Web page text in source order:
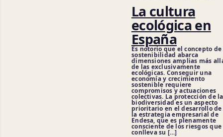
La cultura
ecológica en
España
Es notorio que el concepto de
sostenibilidad abarca
dimensiones amplias más
de las exclusivamente
ecológicas. Conseguir una
economía y crecimiento
sostenible requiere
compromisos y actuaciones
colectivas. La protección de la
biodiversidad es un aspecto
prioritario en el desarrollo de
la estrategia empresarial de
Endesa, que es plenamente
consciente de los riesgos que
conlleva su […]